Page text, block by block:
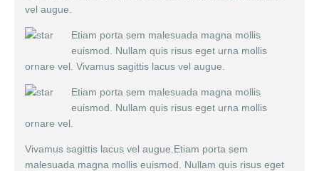
vel augue.
Etiam porta sem malesuada magna mollis
euismod. Nullam quis risus eget urna mollis
ornare vel. Vivamus sagittis lacus vel augue.
Etiam porta sem malesuada magna mollis
euismod. Nullam quis risus eget urna mollis
ornare vel.
Vivamus sagittis lacus vel augue.Etiam porta sem
malesuada magna mollis euismod. Nullam quis risus eget